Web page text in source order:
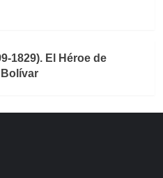
1829). El Héroe de